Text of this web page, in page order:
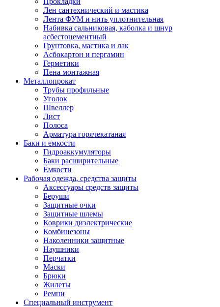
Лен сантехнический и мастика
Лента ФУМ и нить уплотнительная
Набивка сальниковая, каболка и шнур
асбестоцементный
Грунтовка, мастика и лак
Асбокартон и пергамин
Герметики
Пена монтажная
Металлопрокат
Трубы профильные
Уголок
Швеллер
Лист
Полоса
Арматура горячекатаная
Баки и емкости
Гидроаккумуляторы
Баки расширительные
Ёмкости
Рабочая одежда, средства защиты
Аксессуары средств защиты
Беруши
Защитные очки
Защитные шлемы
Коврики диэлектрические
Комбинезоны
Наколенники защитные
Наушники
Перчатки
Маски
Брюки
Жилеты
Ремни
Специальный инструмент